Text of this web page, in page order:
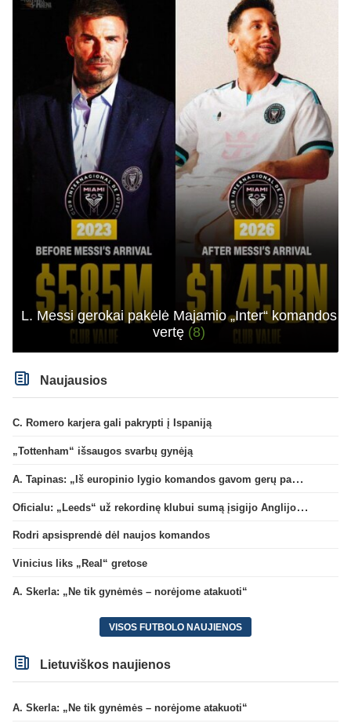
L. Messi gerokai pakėlė Majamio „Inter“ komandos
vertę (8)
Naujausios
C. Romero karjera gali pakrypti į Ispaniją
„Tottenham“ išsaugos svarbų gynėją
A. Tapinas: „Iš europinio lygio komandos gavom gerų pamokų“
Oficialu: „Leeds“ už rekordinę klubui sumą įsigijo Anglijos rinktinės vartininką
Rodri apsisprendė dėl naujos komandos
Vinicius liks „Real“ gretose
A. Skerla: „Ne tik gynėmės – norėjome atakuoti“
VISOS FUTBOLO NAUJIENOS
Lietuviškos naujienos
A. Skerla: „Ne tik gynėmės – norėjome atakuoti“